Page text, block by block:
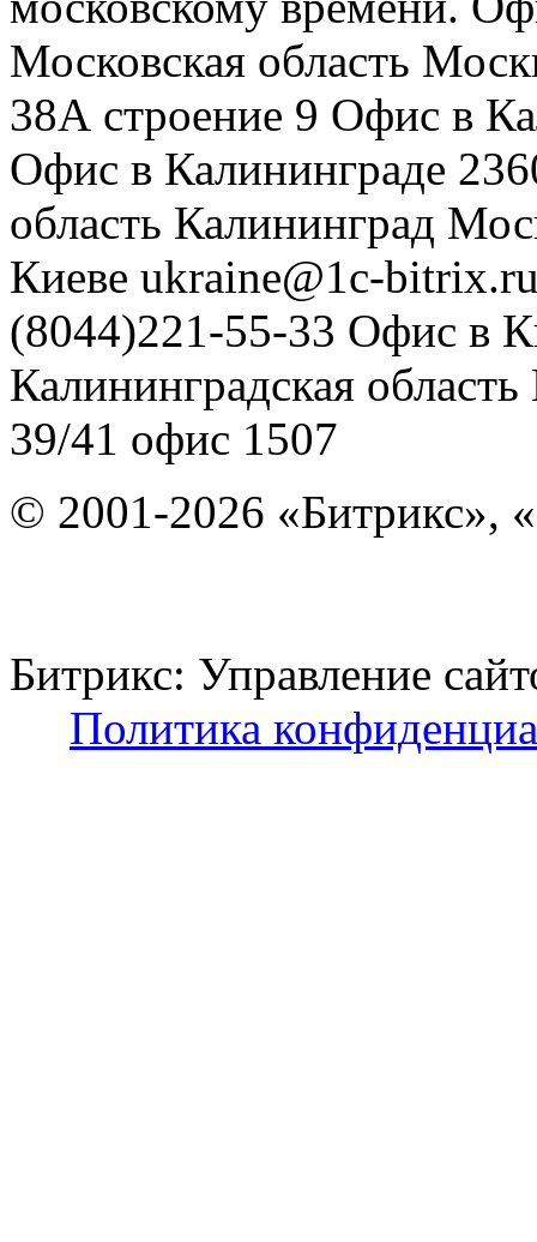
Московская область
38А строение 9 Офис в
Офис в Калининграде
область Калининград
Киеве ukraine@1c-
(8044)221-55-33 Офис в
Калининградская область
39/41 офис 1507
© 2001-2026 «Битрикс»,
Битрикс: Управление
Политика